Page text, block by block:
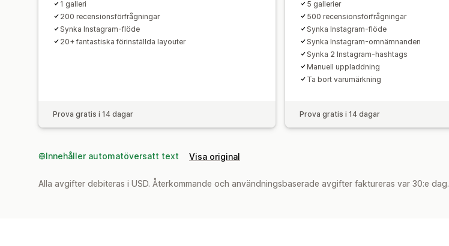
1 galleri
200 recensionsförfrågningar
Synka Instagram-flöde
20+ fantastiska förinställda layouter
Prova gratis i 14 dagar
5 gallerier
500 recensionsförfrågningar
Synka Instagram-flöde
Synka Instagram-omnämnanden
Synka 2 Instagram-hashtags
Manuell uppladdning
Ta bort varumärkning
Prova gratis i 14 dagar
Innehåller automatöversatt text Visa original
Alla avgifter debiteras i USD. Återkommande och användningsbaserade avgifter faktureras var 30:e dag.